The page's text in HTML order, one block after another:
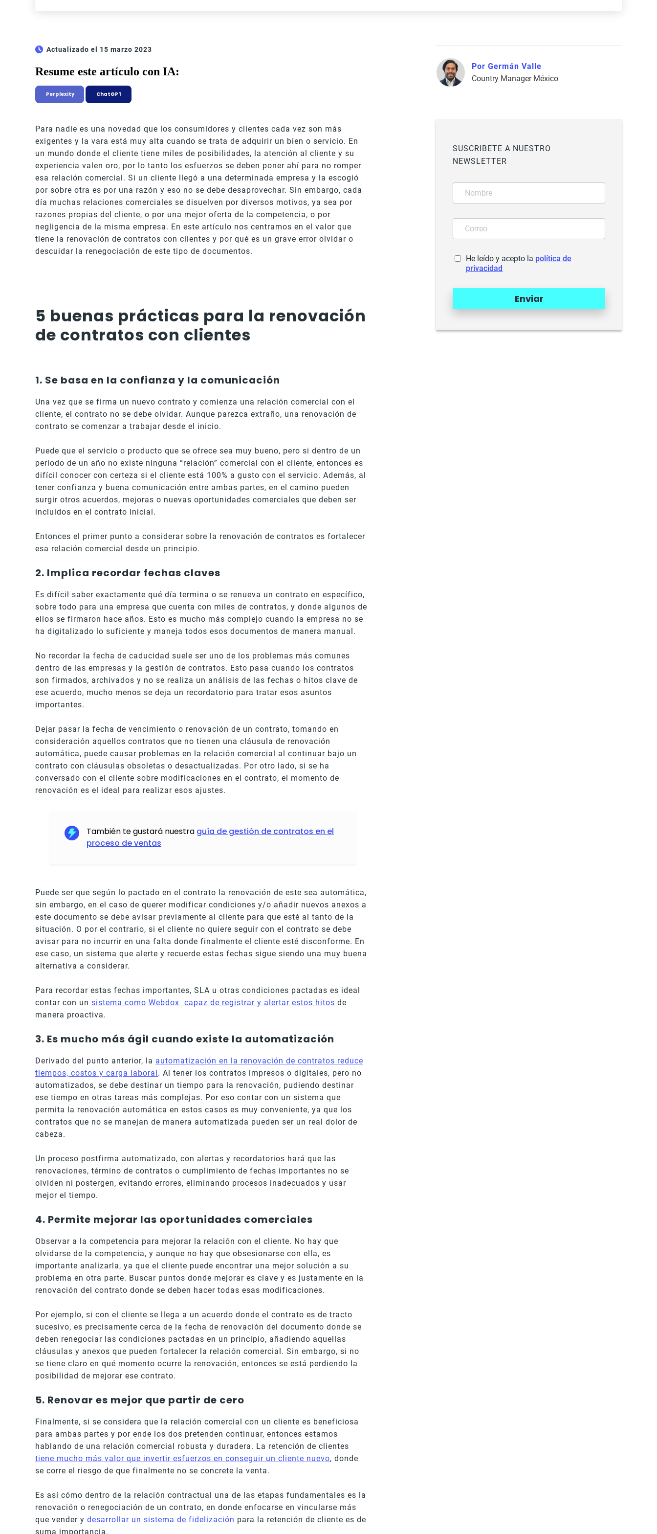
Actualizado el 15 marzo 2023
Resume este artículo con IA:
Perplexity ChatGPT
Para nadie es una novedad que los consumidores y clientes cada vez son más
exigentes y la vara está muy alta cuando se trata de adquirir un bien o servicio. En
un mundo donde el cliente tiene miles de posibilidades, la atención al cliente y su
experiencia valen oro, por lo tanto los esfuerzos se deben poner ahí para no romper
esa relación comercial. Si un cliente llegó a una determinada empresa y la escogió
por sobre otra es por una razón y eso no se debe desaprovechar. Sin embargo, cada
día muchas relaciones comerciales se disuelven por diversos motivos, ya sea por
razones propias del cliente, o por una mejor oferta de la competencia, o por
negligencia de la misma empresa. En este artículo nos centramos en el valor que
tiene la renovación de contratos con clientes y por qué es un grave error olvidar o
descuidar la renegociación de este tipo de documentos.
5 buenas prácticas para la renovación
de contratos con clientes
1. Se basa en la confianza y la comunicación
Una vez que se firma un nuevo contrato y comienza una relación comercial con el
cliente, el contrato no se debe olvidar. Aunque parezca extraño, una renovación de
contrato se comenzar a trabajar desde el inicio.
Puede que el servicio o producto que se ofrece sea muy bueno, pero si dentro de un
periodo de un año no existe ninguna “relación” comercial con el cliente, entonces es
difícil conocer con certeza si el cliente está 100% a gusto con el servicio. Además, al
tener confianza y buena comunicación entre ambas partes, en el camino pueden
surgir otros acuerdos, mejoras o nuevas oportunidades comerciales que deben ser
incluidos en el contrato inicial.
Entonces el primer punto a considerar sobre la renovación de contratos es fortalecer
esa relación comercial desde un principio.
2. Implica recordar fechas claves
Es difícil saber exactamente qué día termina o se renueva un contrato en específico,
sobre todo para una empresa que cuenta con miles de contratos, y donde algunos de
ellos se firmaron hace años. Esto es mucho más complejo cuando la empresa no se
ha digitalizado lo suficiente y maneja todos esos documentos de manera manual.
No recordar la fecha de caducidad suele ser uno de los problemas más comunes
dentro de las empresas y la gestión de contratos. Esto pasa cuando los contratos
son firmados, archivados y no se realiza un análisis de las fechas o hitos clave de
ese acuerdo, mucho menos se deja un recordatorio para tratar esos asuntos
importantes.
Dejar pasar la fecha de vencimiento o renovación de un contrato, tomando en
consideración aquellos contratos que no tienen una cláusula de renovación
automática, puede causar problemas en la relación comercial al continuar bajo un
contrato con cláusulas obsoletas o desactualizadas. Por otro lado, si se ha
conversado con el cliente sobre modificaciones en el contrato, el momento de
renovación es el ideal para realizar esos ajustes.
También te gustará nuestra guía de gestión de contratos en el
proceso de ventas
Puede ser que según lo pactado en el contrato la renovación de este sea automática,
sin embargo, en el caso de querer modificar condiciones y/o añadir nuevos anexos a
este documento se debe avisar previamente al cliente para que esté al tanto de la
situación. O por el contrario, si el cliente no quiere seguir con el contrato se debe
avisar para no incurrir en una falta donde finalmente el cliente esté disconforme. En
ese caso, un sistema que alerte y recuerde estas fechas sigue siendo una muy buena
alternativa a considerar.
Para recordar estas fechas importantes, SLA u otras condiciones pactadas es ideal
contar con un sistema como Webdox capaz de registrar y alertar estos hitos de
manera proactiva.
3. Es mucho más ágil cuando existe la automatización
Derivado del punto anterior, la automatización en la renovación de contratos reduce
tiempos, costos y carga laboral. Al tener los contratos impresos o digitales, pero no
automatizados, se debe destinar un tiempo para la renovación, pudiendo destinar
ese tiempo en otras tareas más complejas. Por eso contar con un sistema que
permita la renovación automática en estos casos es muy conveniente, ya que los
contratos que no se manejan de manera automatizada pueden ser un real dolor de
cabeza.
Un proceso postfirma automatizado, con alertas y recordatorios hará que las
renovaciones, término de contratos o cumplimiento de fechas importantes no se
olviden ni postergen, evitando errores, eliminando procesos inadecuados y usar
mejor el tiempo.
4. Permite mejorar las oportunidades comerciales
Observar a la competencia para mejorar la relación con el cliente. No hay que
olvidarse de la competencia, y aunque no hay que obsesionarse con ella, es
importante analizarla, ya que el cliente puede encontrar una mejor solución a su
problema en otra parte. Buscar puntos donde mejorar es clave y es justamente en la
renovación del contrato donde se deben hacer todas esas modificaciones.
Por ejemplo, si con el cliente se llega a un acuerdo donde el contrato es de tracto
sucesivo, es precisamente cerca de la fecha de renovación del documento donde se
deben renegociar las condiciones pactadas en un principio, añadiendo aquellas
cláusulas y anexos que pueden fortalecer la relación comercial. Sin embargo, si no
se tiene claro en qué momento ocurre la renovación, entonces se está perdiendo la
posibilidad de mejorar ese contrato.
5. Renovar es mejor que partir de cero
Finalmente, si se considera que la relación comercial con un cliente es beneficiosa
para ambas partes y por ende los dos pretenden continuar, entonces estamos
hablando de una relación comercial robusta y duradera. La retención de clientes
tiene mucho más valor que invertir esfuerzos en conseguir un cliente nuevo, donde
se corre el riesgo de que finalmente no se concrete la venta.
Es así cómo dentro de la relación contractual una de las etapas fundamentales es la
renovación o renegociación de un contrato, en donde enfocarse en vincularse más
que vender y desarrollar un sistema de fidelización para la retención de cliente es de
suma importancia.
Por Germán Valle
Country Manager México
SUSCRIBETE A NUESTRO
NEWSLETTER
He leído y acepto la política de
privacidad
Enviar